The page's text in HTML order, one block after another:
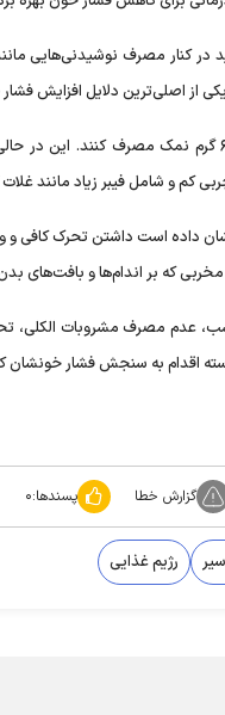
کنار مصرف نوشیدنی‌هایی
از اصلی‌ترین دلایل افزایش
مردم باید به طور معمول روزانه کمتر از ۶
کم و شامل فیبر زیاد مانند
داده است داشتن تحرک کافی
که بر اندام‌ها و بافت‌های
عدم مصرف مشروبات الکلی،
اقدام به سنجش فشار خونشان
گزارش خطا پسندها:۰
رژیم غذایی